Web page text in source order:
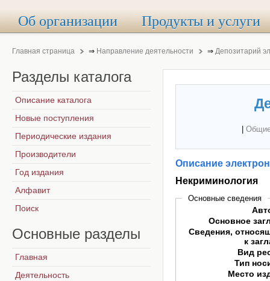
Об организации Продукты и услуги
Главная страница ⇒ Направление деятельности ⇒ Депозитарий
Описание
Некриминология
Основные сведения
Основное
Сведения,
к
Вид
Тип
Место
Разделы каталога
Описание каталога
Новые поступления
Периодические издания
Производители
Год издания
Алфавит
Поиск
Основные разделы
Главная
Деятельность